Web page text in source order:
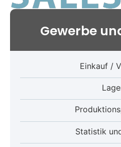
Gewerbe
Einkauf /
Statistik